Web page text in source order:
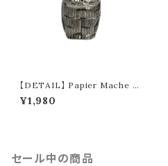
【DETAIL】 Papier Mache St
anding Cat (gray)
¥1,980
セール中の商品